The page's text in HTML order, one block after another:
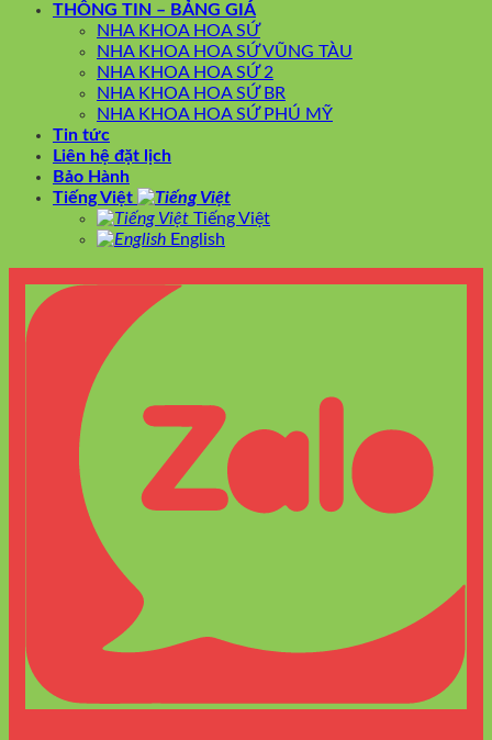
THÔNG TIN – BẢNG GIÁ
NHA KHOA HOA SỨ
NHA KHOA HOA SỨ VŨNG TÀU
NHA KHOA HOA SỨ 2
NHA KHOA HOA SỨ BR
NHA KHOA HOA SỨ PHÚ MỸ
Tin tức
Liên hệ đặt lịch
Bảo Hành
Tiếng Việt
Tiếng Việt
English